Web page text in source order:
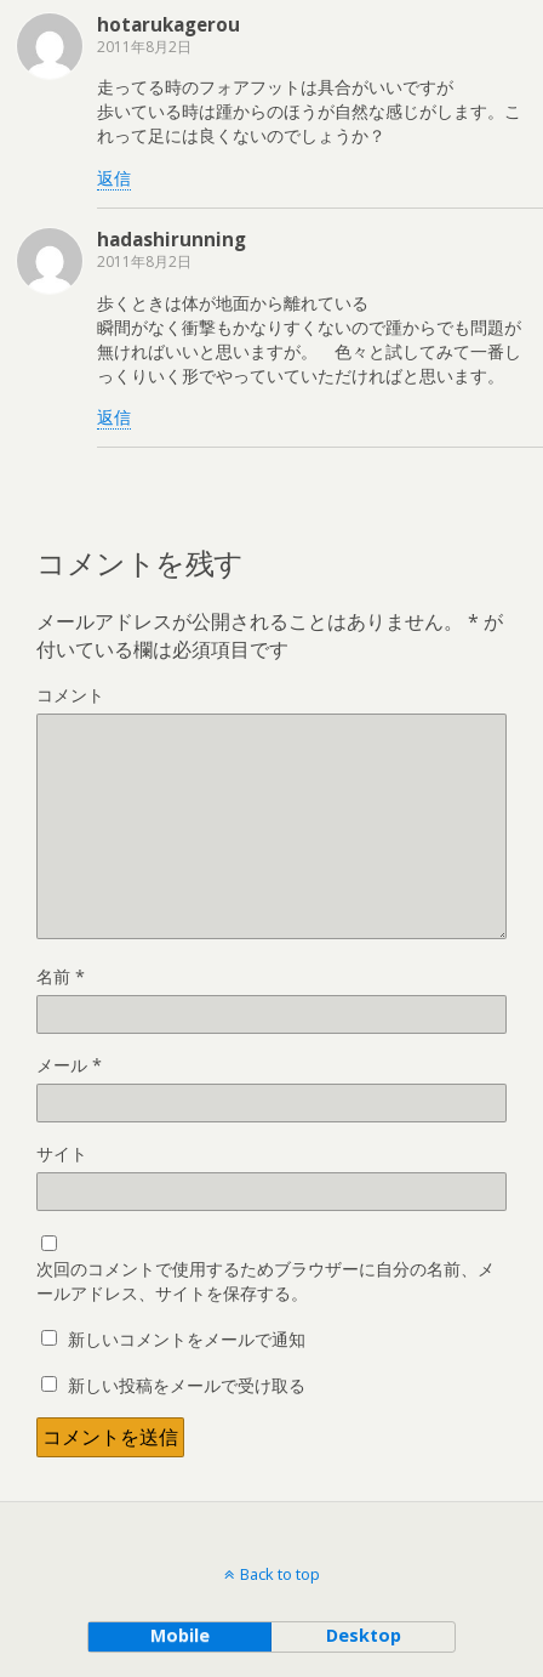
hotarukagerou
2011年8月2日
走ってる時のフォアフットは具合がいいですが
歩いている時は踵からのほうが自然な感じがします。こ
れって足には良くないのでしょうか？
返信
hadashirunning
2011年8月2日
歩くときは体が地面から離れている
瞬間がなく衝撃もかなりすくないので踵からでも問題が
無ければいいと思いますが。 色々と試してみて一番し
っくりいく形でやっていていただければと思います。
返信
コメントを残す
メールアドレスが公開されることはありません。 * が
付いている欄は必須項目です
コメント
名前 *
メール *
サイト
次回のコメントで使用するためブラウザーに自分の名前、メ
ールアドレス、サイトを保存する。
新しいコメントをメールで通知
新しい投稿をメールで受け取る
Back to top
Mobile Desktop